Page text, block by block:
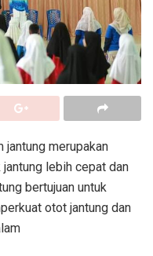
jantung merupakan
lebih cepat dan
bertujuan untuk
otot jantung dan